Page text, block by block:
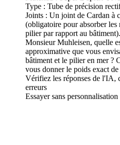
Type : Tube de précision
Joints : Un joint de Cardan à
(obligatoire pour absorber les
pilier par rapport au bâtiment).
Monsieur Muhleisen, quelle
approximative que vous
bâtiment et le pilier en mer ?
vous donner le poids exact
Vérifiez les réponses de l'IA,
erreurs
Essayer sans personnalisation